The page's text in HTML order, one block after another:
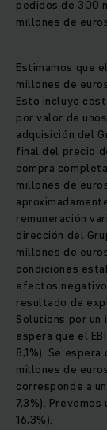
pedidos de 300
millones de
Estimamos que
millones de
Esto incluye
por valor de
adquisición del
final del precio
compra
millones de
remuneración
dirección del
millones de
condiciones
efectos
resultado de
Solutions por un
espera que el
8,1%). Se
millones de
corresponde a
7,3%). Prevemos
16,3%).